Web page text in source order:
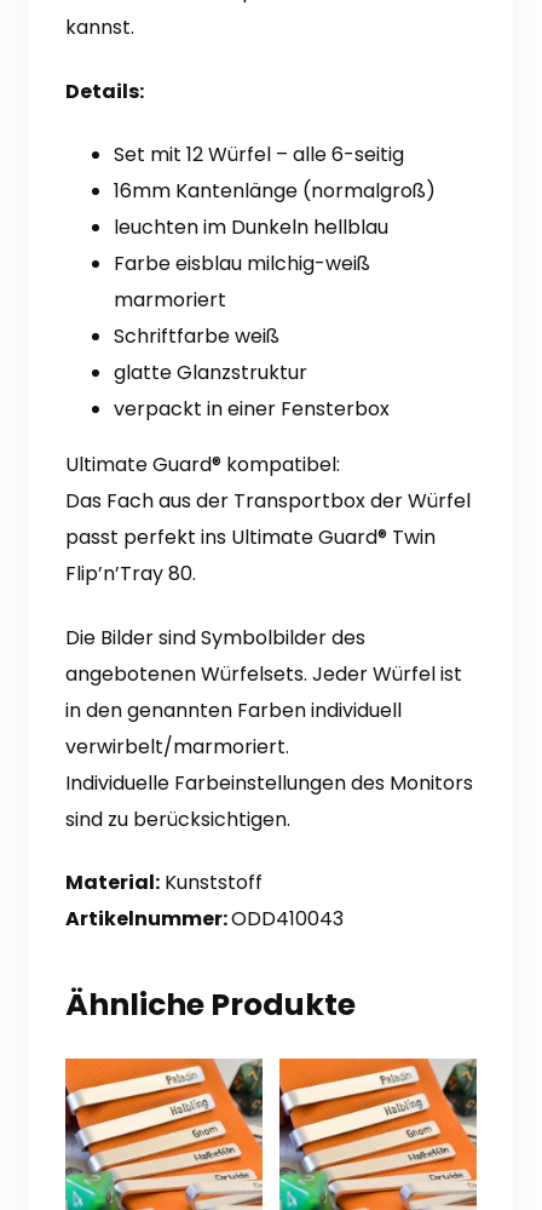
kannst.
Details:
Set mit 12 Würfel – alle 6-seitig
16mm Kantenlänge (normalgroß)
leuchten im Dunkeln hellblau
Farbe eisblau milchig-weiß
marmoriert
Schriftfarbe weiß
glatte Glanzstruktur
verpackt in einer Fensterbox
Ultimate Guard® kompatibel:
Das Fach aus der Transportbox der Würfel
passt perfekt ins Ultimate Guard® Twin
Flip’n’Tray 80.
Die Bilder sind Symbolbilder des
angebotenen Würfelsets. Jeder Würfel ist
in den genannten Farben individuell
verwirbelt/marmoriert.
Individuelle Farbeinstellungen des Monitors
sind zu berücksichtigen.
Material: Kunststoff
Artikelnummer:ODD410043
Ähnliche Produkte